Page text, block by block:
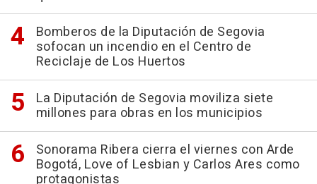
Bomberos de la Diputación de Segovia
sofocan un incendio en el Centro de
Reciclaje de Los Huertos
La Diputación de Segovia moviliza siete
millones para obras en los municipios
Sonorama Ribera cierra el viernes con Arde
Bogotá, Love of Lesbian y Carlos Ares como
protagonistas